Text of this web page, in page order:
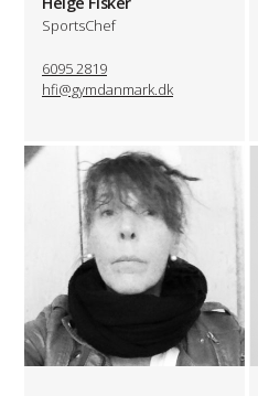
SportsChef
6095 2819
hfi@gymdanmark.dk